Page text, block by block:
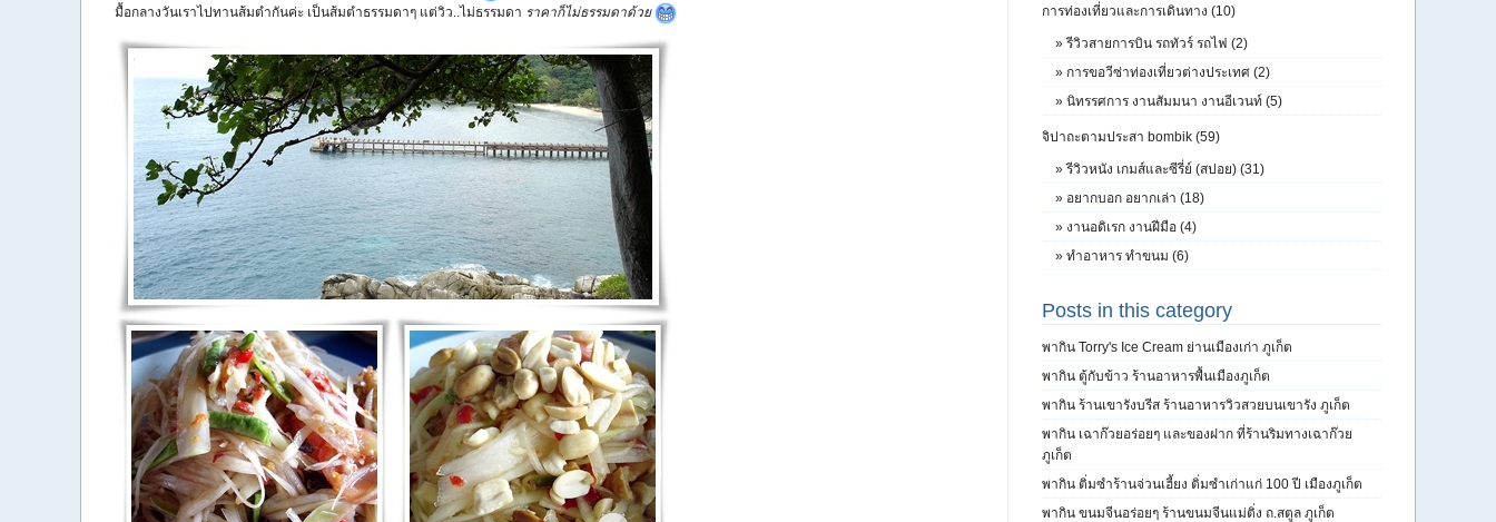
มื้อกลางวันเราไปทานส้มตำกันค่ะ เป็นส้มตำธรรมดาๆ แต่วิว..ไม่ธรรมดา ราคาก็ไม่ธรรมดาด้วย การท่องเที่ยวและการเดินทาง (10)
»รีวิวสายการบิน รถทัวร์ รถไฟ (2)
» การขอวีซ่าท่องเที่ยวต่างประเทศ (2)
» นิทรรศการ งานสัมมนา งานอีเวนท์ (5)
จิปาถะตามประสา bombik (59)
»รีวิวหนัง เกมส์และซีรี่ย์ (สปอย) (31)
» อยากบอก อยากเล่า (18)
» งานอดิเรก งานฝีมือ (4)
» ทำอาหาร ทำขนม (6)
Posts in this category
พากิน Torry's Ice Cream ย่านเมืองเก่า ภูเก็ต
พากิน ตู้กับข้าว ร้านอาหารพื้นเมืองภูเก็ต
พากิน ร้านเขารังบรีส ร้านอาหารวิวสวยบนเขารัง ภูเก็ต
พากิน เฉาก๊วยอร่อยๆ และของฝาก ที่ร้านริมทางเฉาก๊วย
ภูเก็ต
พากิน ติ่มซำร้านจ่วนเฮี้ยง ติ่มซำเก่าแก่ 100 ปี เมืองภูเก็ต
พากิน ขนมจีนอร่อยๆ ร้านขนมจีนแม่ติ่ง ถ.สตูล ภูเก็ต